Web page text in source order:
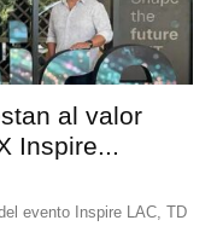
al valor
Inspire...
evento Inspire LAC, TD